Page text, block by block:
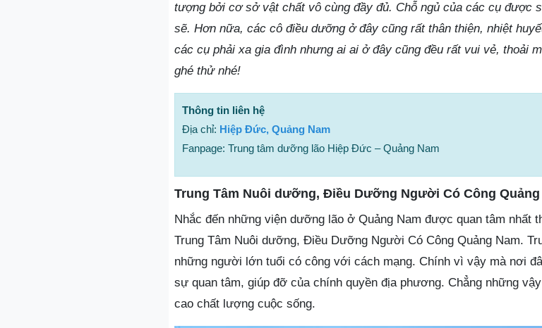
tượng bởi cơ sở vật chất vô cùng đầy đủ. Chỗ ngủ của các cụ được
sẽ. Hơn nữa, các cô điều dưỡng ở đây cũng rất thân thiện, nhiệt
các cụ phải xa gia đình nhưng ai ai ở đây cũng đều rất vui vẻ, thoải
ghé thử nhé!
Thông tin liên hệ
Địa chỉ: Hiệp Đức, Quảng Nam
Fanpage: Trung tâm dưỡng lão Hiệp Đức – Quảng Nam
Trung Tâm Nuôi dưỡng, Điều Dưỡng Người Có Công Quảng
Nhắc đến những viện dưỡng lão ở Quảng Nam được quan tâm nhất
Trung Tâm Nuôi dưỡng, Điều Dưỡng Người Có Công Quảng Nam.
những người lớn tuổi có công với cách mạng. Chính vì vậy mà nơi
sự quan tâm, giúp đỡ của chính quyền địa phương. Chẳng những
cao chất lượng cuộc sống.